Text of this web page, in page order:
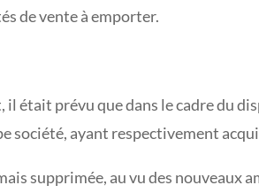
de vente à emporter.
il était prévu que dans le cadre du
société, ayant respectivement
supprimée, au vu des nouveaux